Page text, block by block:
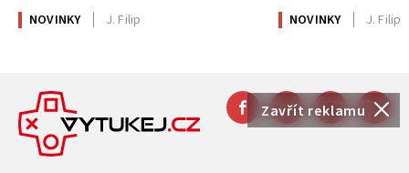
Zavřít reklamu
NOVINKY J. Filip NOVINKY J. Filip